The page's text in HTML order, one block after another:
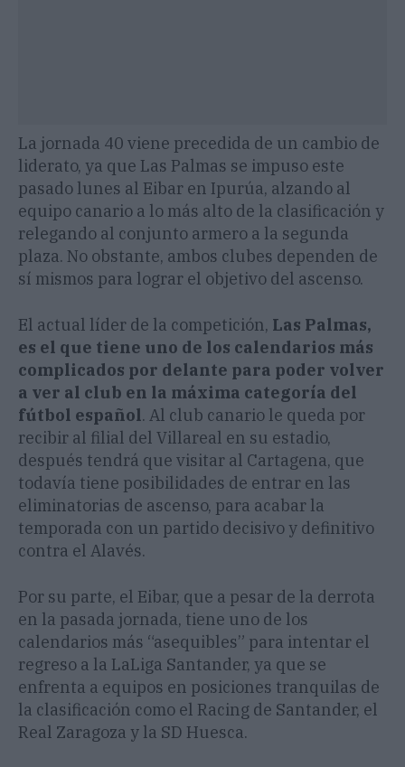
La jornada 40 viene precedida de un cambio de
liderato, ya que Las Palmas se impuso este
pasado lunes al Eibar en Ipurúa, alzando al
equipo canario a lo más alto de la clasificación y
relegando al conjunto armero a la segunda
plaza. No obstante, ambos clubes dependen de
sí mismos para lograr el objetivo del ascenso.
El actual líder de la competición, Las Palmas,
es el que tiene uno de los calendarios más
complicados por delante para poder volver
a ver al club en la máxima categoría del
fútbol español. Al club canario le queda por
recibir al filial del Villareal en su estadio,
después tendrá que visitar al Cartagena, que
todavía tiene posibilidades de entrar en las
eliminatorias de ascenso, para acabar la
temporada con un partido decisivo y definitivo
contra el Alavés.
Por su parte, el Eibar, que a pesar de la derrota
en la pasada jornada, tiene uno de los
calendarios más “asequibles” para intentar el
regreso a la LaLiga Santander, ya que se
enfrenta a equipos en posiciones tranquilas de
la clasificación como el Racing de Santander, el
Real Zaragoza y la SD Huesca.